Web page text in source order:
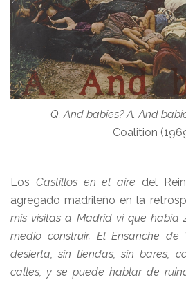
Q. And babies? A. And
Coalition
Los Castillos en el aire del
agregado madrileño en la
mis visitas a Madrid vi que había
medio construir. El Ensanche
desierta, sin tiendas, sin bares,
calles, y se puede hablar de